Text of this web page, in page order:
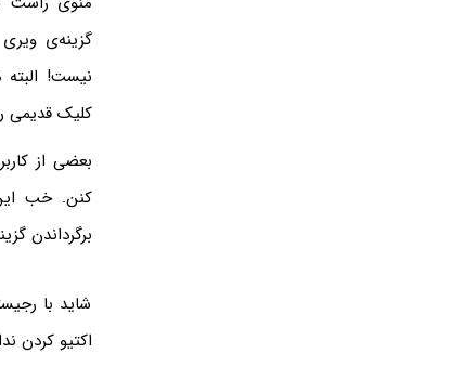
کلیک قدیمی
کنن. خب
برگرداندن گزینه‌های
شاید با
اکتیو کردن